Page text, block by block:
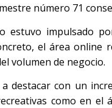
número 71
estuvo impulsado
el área online
volumen de negocio.
destacar con un
como en el